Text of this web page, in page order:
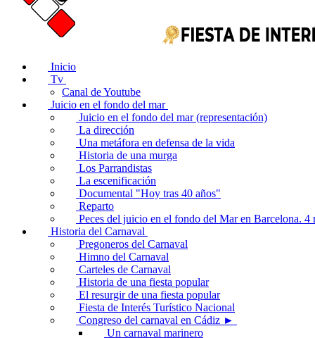
Inicio
Tv
Canal de Youtube
Juicio en el fondo del mar
Juicio en el fondo del mar (representación)
La dirección
Una metáfora en defensa de la vida
Historia de una murga
Los Parrandistas
La escenificación
Documental "Hoy tras 40 años"
Reparto
Peces del juicio en el fondo del Mar en Barcelona. 4
Historia del Carnaval
Pregoneros del Carnaval
Himno del Carnaval
Carteles de Carnaval
Historia de una fiesta popular
El resurgir de una fiesta popular
Fiesta de Interés Turístico Nacional
Congreso del carnaval en Cádiz ►
Un carnaval marinero